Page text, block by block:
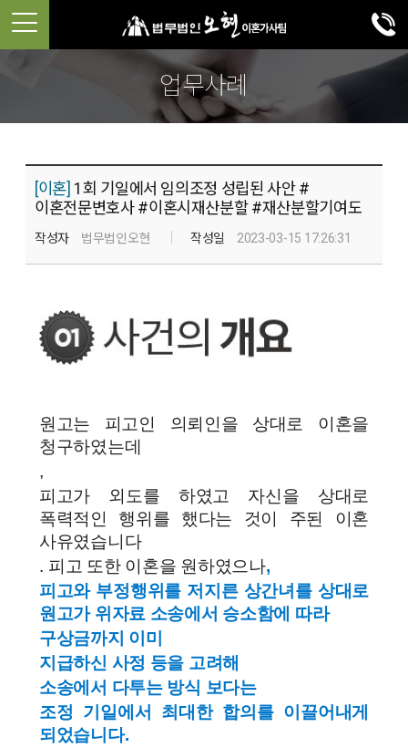
업무사례
[이혼] 1회 기일에서 임의조정 성립된 사안 #
이혼전문변호사 #이혼시재산분할 #재산분할기여도
작성자 법무법인오현 작성일 2023-03-15 17:26:31
원고는 피고인 의뢰인을 상대로 이혼을
청구하였는데
,
피고가 외도를 하였고 자신을 상대로
폭력적인 행위를 했다는 것이 주된 이혼
사유였습니다
. 피고 또한 이혼을 원하였으나,
피고와 부정행위를 저지른 상간녀를 상대로
원고가 위자료 소송에서 승소함에 따라
구상금까지 이미
지급하신 사정 등을 고려해
소송에서 다투는 방식 보다는
조정 기일에서 최대한 합의를 이끌어내게
되었습니다.